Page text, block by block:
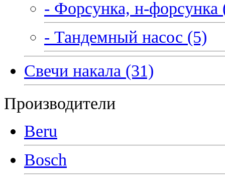
- Форсунка, н-форсунка
- Тандемный насос (5)
Свечи накала (31)
Производители
Beru
Bosch